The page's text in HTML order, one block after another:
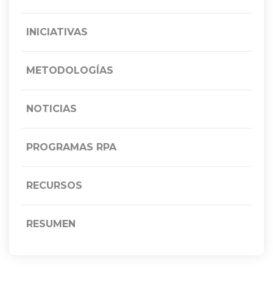
INICIATIVAS
METODOLOGÍAS
NOTICIAS
PROGRAMAS RPA
RECURSOS
RESUMEN